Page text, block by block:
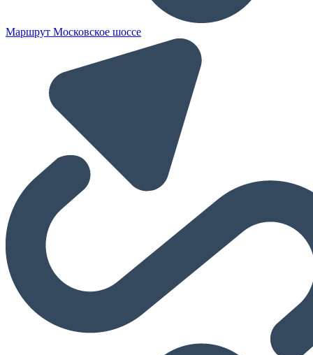
Маршрут Московское шоссе